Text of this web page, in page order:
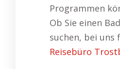
Programmen
Ob Sie einen
suchen, bei uns
Reisebüro